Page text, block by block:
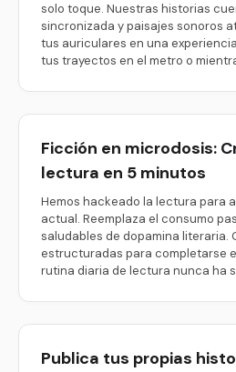
solo toque. Nuestras historias
sincronizada y paisajes sonoros
tus auriculares en una
tus trayectos en el metro o
Ficción en microdosis:
lectura en 5 minutos
Hemos hackeado la lectura para
actual. Reemplaza el consumo
saludables de dopamina literaria.
estructuradas para completarse
rutina diaria de lectura nunca ha
Publica tus propias